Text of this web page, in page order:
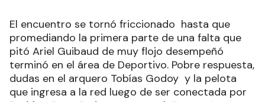
El encuentro se tornó friccionado hasta que
promediando la primera parte de una falta que
pitó Ariel Guibaud de muy flojo desempeñó
terminó en el área de Deportivo. Pobre respuesta,
dudas en el arquero Tobías Godoy y la pelota
que ingresa a la red luego de ser conectada por